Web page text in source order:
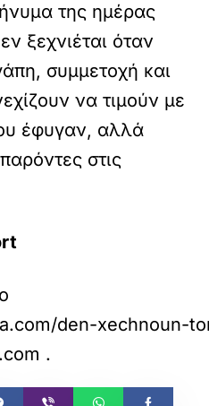
της ημέρας
ξεχνιέται όταν
συμμετοχή και
να τιμούν με
έφυγαν, αλλά
στις
den-xechnoun-
.